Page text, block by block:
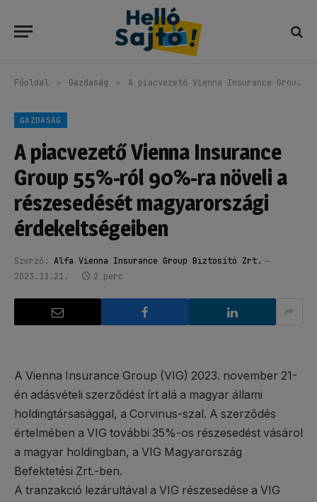
Főoldal » Gazdaság » A piacvezető Vienna Insurance Group 55%-ról 90%-ra növeli a részesedését magyarországi érdekeltségeiben
GAZDASÁG
A piacvezető Vienna Insurance
Group 55%-ról 90%-ra növeli a
részesedését magyarországi
érdekeltségeiben
Szerző: Alfa Vienna Insurance Group Biztosító Zrt.
2023.11.21.
2 perc
A Vienna Insurance Group (VIG) 2023. november 21-
én adásvételi szerződést írt alá a magyar állami
holdingtársasággal, a Corvinus-szal. A szerződés
értelmében a VIG további 35%-os részesedést vásárol
a magyar holdingban, a VIG Magyarország
Befektetési Zrt.-ben.
A tranzakció lezárultával a VIG részesedése a VIG